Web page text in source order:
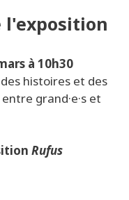
l'exposition
à 10h30
histoires et des
grand·e·s et
Rufus